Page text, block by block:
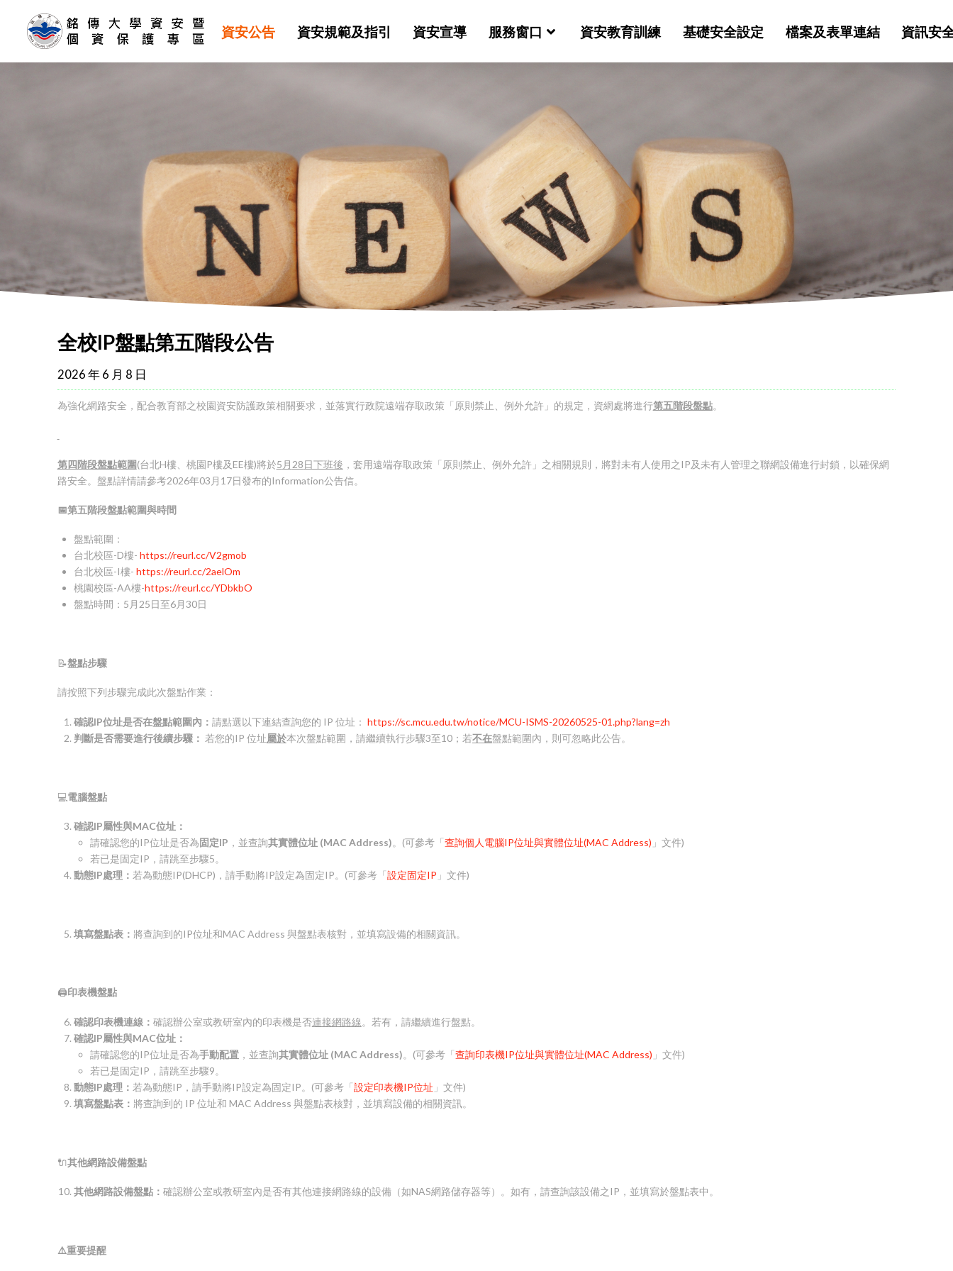
資安公告 資安規範及指引 資安宣導 服務窗口 資安教育訓練 基礎安全設定 檔案及表單連結 資訊安
全校IP盤點第五階段公告
2026 年 6 月 8 日
為強化網路安全，配合教育部之校園資安防護政策相關要求，並落實行政院遠端存取政策「原則禁止、例外允許」的規定，資網處將進行第五階段盤點。
第四階段盤點範圍(台北H樓、桃園P樓及EE樓)將於5 月 28日下班後 ，套用遠端存取政策「原則禁止、例外允許」之相關規則，將對未有人使用之IP及未有人管理之聯網設備進行封鎖，以確保網
路安全。盤點詳情請參考2026年03月17日發布的Information公告信。
📅第五階段盤點範圍與時間
盤點範圍：
台北校區-D樓- https://reurl.cc/V2gmob
台北校區-I樓- https://reurl.cc/2aelOm
桃園校區-AA樓-https://reurl.cc/YDbkbO
盤點時間：5月25日至6月30日
📝盤點步驟
請按照下列步驟完成此次盤點作業：
確認IP位址是否在盤點範圍內： 請點選以下連結查詢您的 IP 位址： https://sc.mcu.edu.tw/notice/MCU-ISMS-20260525-01.php?lang=zh
判斷是否需要進行後續步驟： 若您的IP 位址 屬於本次盤點範圍，請繼續執行步驟3至10；若不在盤點範圍內，則可忽略此公告。
💻電腦盤點
確認IP 屬性與MAC位址：
請確認您的IP位址是否為固定IP ，並查詢其實體位址(MAC Address)。(可參考「查詢個人電腦IP位址與實體位址(MAC Address) 」文件)
若已是固定IP，請跳至步驟5。
動態IP處理： 若為動態IP(DHCP)，請手動將IP設定為固定IP。(可參考「設定固定IP 」文件)
填寫盤點表： 將查詢到的IP位址和MAC Address 與盤點表核對，並填寫設備的相關資訊。
🖨️印表機盤點
確認印表機連線： 確認辦公室或教研室內的印表機是否連接網路線。若有，請繼續進行盤點。
確認IP 屬性與MAC位址：
請確認您的IP位址是否為手動配置，並查詢其實體位址(MAC Address)。(可參考「查詢印表機IP位址與實體位址(MAC Address) 」文件)
若已是固定IP，請跳至步驟9。
動態IP處理： 若為動態IP，請手動將IP設定為固定IP。(可參考「設定印表機IP位址 」文件)
填寫盤點表： 將查詢到的 IP 位址和 MAC Address 與盤點表核對，並填寫設備的相關資訊。
🔌其他網路設備盤點
其他網路設備盤點： 確認辦公室或教研室內是否有其他連接網路線的設備（如NAS網路儲存器等）。如有，請查詢該設備之IP，並填寫於盤點表中。
⚠重要提醒